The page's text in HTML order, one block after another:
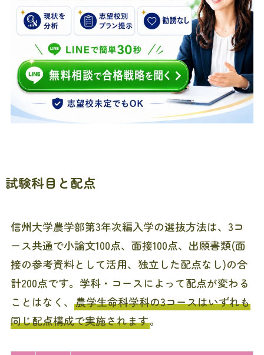
試験科目と配点
信州大学農学部第3年次編入学の選抜方法は、3コ
ース共通で小論文100点、面接100点、出願書類(面
接の参考資料として活用、独立した配点なし)の合
計200点です。学科・コースによって配点が変わる
ことはなく、 農学生命科学科の3コースはいずれも
同じ配点構成で実施されます。